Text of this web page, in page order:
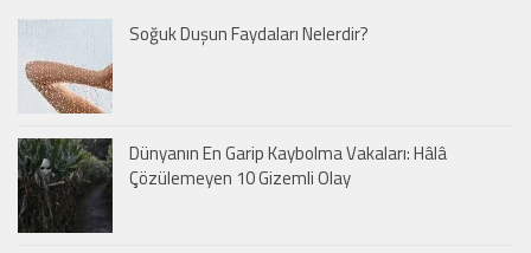
Soğuk Duşun Faydaları Nelerdir?
Dünyanın En Garip Kaybolma Vakaları: Hâlâ
Çözülemeyen 10 Gizemli Olay